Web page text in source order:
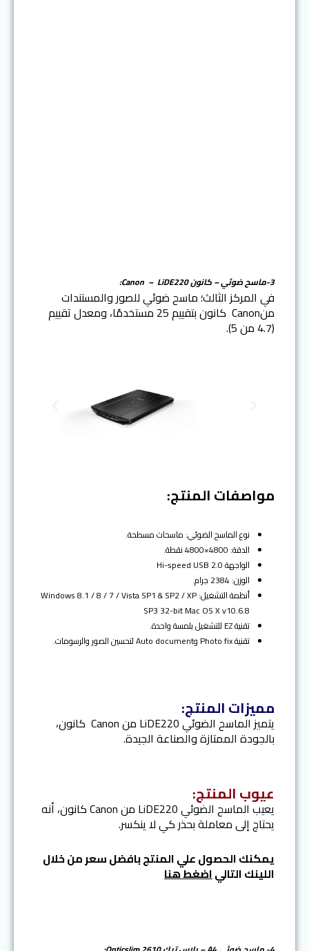
3-ماسح ضوئي – كانون Canon – LiDE220:
في المركز الثالث؛ ماسح ضوئي للصور والمستندات
منCanon كانون بتقييم 25 مستخدمًا، ومعدل تقييم
(4.7 من 5).
u
s
مواصفات المنتج:
نوع الماسح الضوئي: ماسحات مسطحة.
الدقة: 4800×4800 نقطة.
الواجهة Hi-speed USB 2.0
الوزن: 2384 جرام.
أنظمة التشغيل: Windows 8.1 / 8 / 7 / Vista SP1 & SP2 / XP
SP3 32-bit Mac OS X v10.6.8
تقنية EZ للتشغيل بلمسة واحدة.
تقنية Photo fix وAuto document لتحسين الصور والرسومات.
مميزات المنتج:
يتميز الماسح الضوئي LiDE220 من Canon كانون،
بالجودة الممتازة والصناعة الجيدة.
عيوب المنتج:
يعيب الماسح الضوئي LiDE220 من Canon كانون، أنه
يحتاج إلى معاملة بحذر كي لا ينكسر.
يمكنك الحصول علي المنتج بافضل سعر من خلال
اللينك التالياضغط هنا